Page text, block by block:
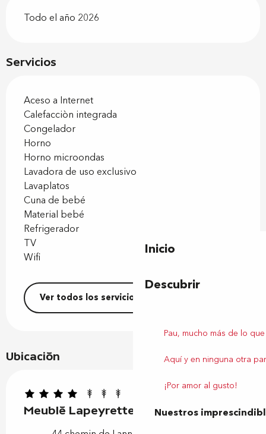
Inicio
Descubrir
Pau, mucho más de lo
Aquí y en ninguna otra
¡Por amor al gusto!
Nuestros
Servicios
Aceso a Internet
Calefacciòn integrada
Congelador
Horno
Horno microondas
Lavadora de uso exclusivo
Lavaplatos
Cuna de bebé
Material bebé
Refrigerador
TV
Wifi
Ver todos los servicios
Todo el año 2026
Ubicación
Meublé Lapeyrette